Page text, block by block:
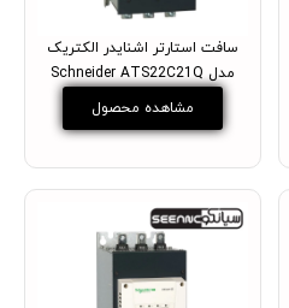
سافت استارتر اشنایدر الکتریک
مدل Schneider ATS22C21Q
مشاهده محصول